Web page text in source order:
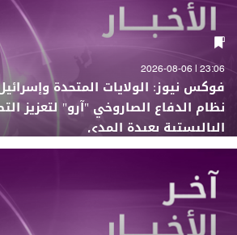
23:06 | 2026-08-06
فوكس نيوز: الولايات المتحدة
نظام الدفاع الصاروخي "آرو" لتعزيز
الباليستية بعيدة المدى